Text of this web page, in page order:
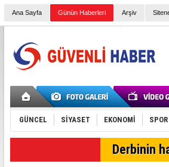
Ana Sayfa Günün Haberleri Arşiv
GÜNCEL SİYASET EKONOMİ SPOR
Derbinin